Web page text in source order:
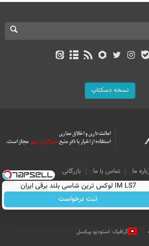
نسخه دسکتاپ
ما تماس با ما
بازرگانی
All Content by Mehr News Agency is licensed
Attribution 4.0 International
گرافیک: استودیو پیکسل
IM LS7 لوکس ترین شاسی بلند برقی ایران
ثبت درخواست